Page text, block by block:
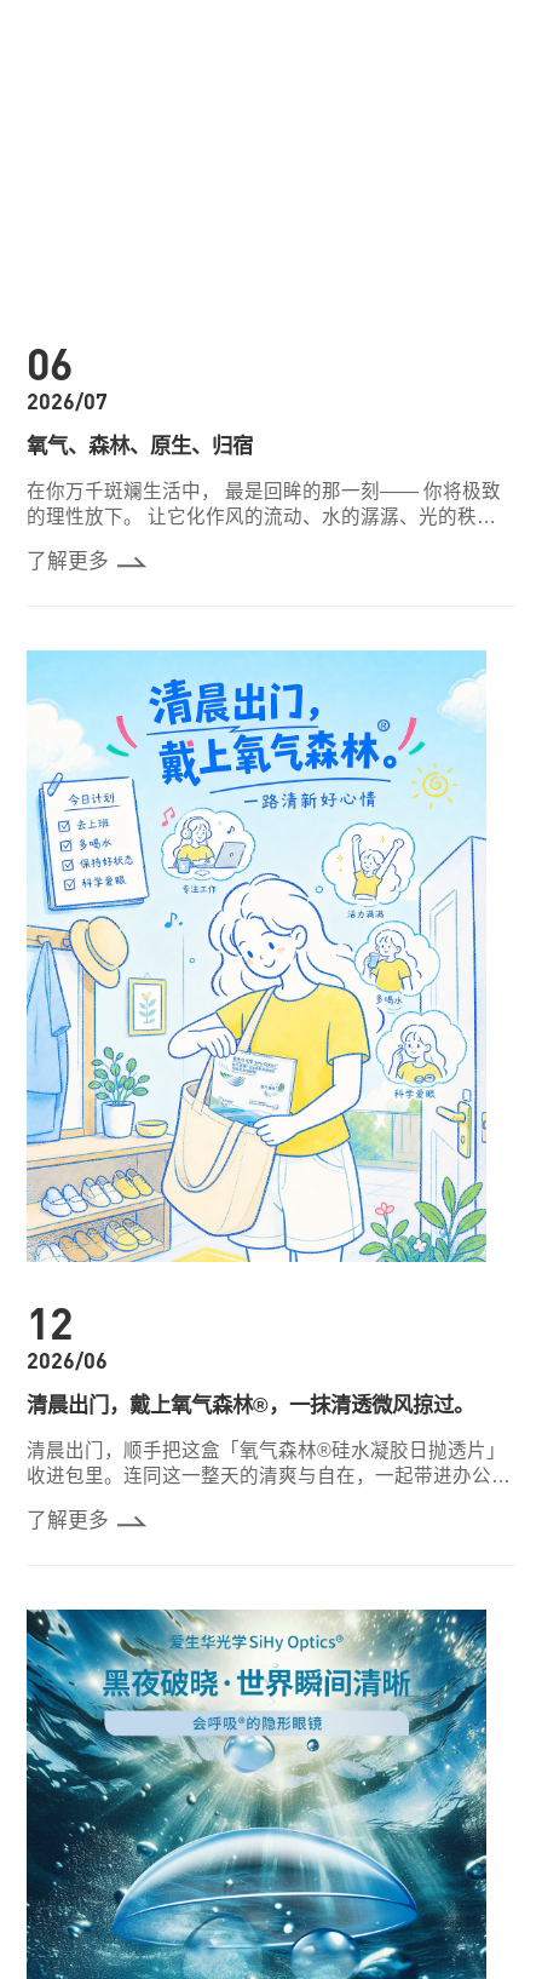
06
2026/07
氧气、森林、原生、归宿
在你万千斑斓生活中， 最是回眸的那一刻—— 你将极致
的理性放下。 让它化作风的流动、水的潺潺、光的秩
针滴落，四下无声。
了解更多
12
2026/06
清晨出门，戴上氧气森林®，一抹清透微风掠过。
清晨出门，顺手把这盒「氧气森林®硅水凝胶日抛透片」
收进包里。连同这一整天的清爽与自在，一起带进办公
了解更多